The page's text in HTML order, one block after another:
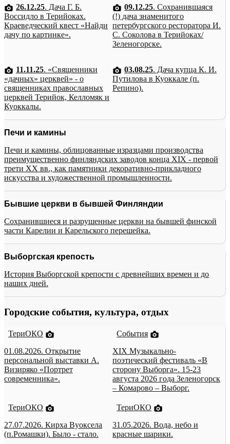
26.12.25. Дача Г. Б.
Воссидло в Терийоках.
Краеведческий квест «Найди
дачу по картинке».
09.12.25. Сохранившаяся
(!) дача знаменитого
петербургского ресторатора И.
С. Соколова в Терийоках/
Зеленогорске.
11.11.25. «Священники
«дачных» церквей» - о
священниках православных
церквей Терийок, Келломяк и
Куоккалы.
03.08.25. Дача купца К. И.
Путилова в Куоккале (п.
Репино).
Печи и камины
Печи и камины, облицованные изразцами производства
преимущественно финляндских заводов конца XIX - первой
трети XX вв., как памятники декоративно-прикладного
искусства и художественной промышленности.
Бывшие церкви в бывшей Финляндии
Сохранившиеся и разрушенные церкви на бывшей финской
части Карелии и Карельского перешейка.
Выборгская крепость
История Выборгской крепости с древнейших времен и до
наших дней.
Городские события, культура, отдых
ТериОКО
01.08.2026. Открытие
персональной выставки А.
Визиряко «Портрет
современника».
События
XIX Музыкально-
поэтический фестиваль «В
сторону Выборга». 15-23
августа 2026 года Зеленогорск
– Комарово – Выборг.
ТериОКО
27.07.2026. Кирха Вуоксела
(п.Ромашки). Было - стало.
ТериОКО
31.05.2026. Вода, небо и
красные шарики.